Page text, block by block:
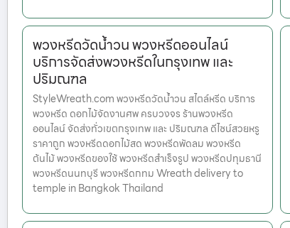
พวงหรีดวัดน้ำวน พวงหรีดออนไลน์
บริการจัดส่งพวงหรีดในกรุงเทพ และ
ปริมณฑล
StyleWreath.com พวงหรีดวัดน้ำวน สไตล์หรีด บริการ
พวงหรีด ดอกไม้จัดงานศพ ครบวงจร ร้านพวงหรีด
ออนไลน์ จัดส่งทั่วเขตกรุงเทพ และ ปริมณฑล ดีไซน์สวยหรู
ราคาถูก พวงหรีดดอกไม้สด พวงหรีดพัดลม พวงหรีด
ต้นไม้ พวงหรีดของใช้ พวงหรีดสำเร็จรูป พวงหรีดปทุมธานี
พวงหรีดนนทบุรี พวงหรีดกทม Wreath delivery to
temple in Bangkok Thailand